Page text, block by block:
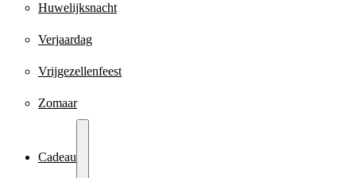
Huwelijksnacht
Verjaardag
Vrijgezellenfeest
Zomaar
Cadeau